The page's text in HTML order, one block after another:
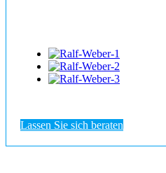
Lassen Sie sich beraten